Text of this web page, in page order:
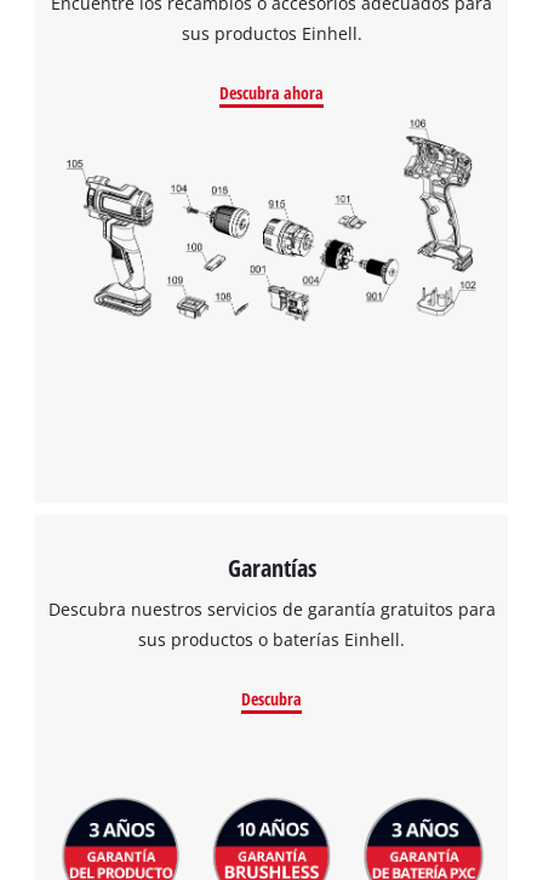
sus productos Einhell.
Descubra ahora
Garantías
Descubra nuestros servicios de garantía gratuitos para
sus productos o baterías Einhell.
Descubra